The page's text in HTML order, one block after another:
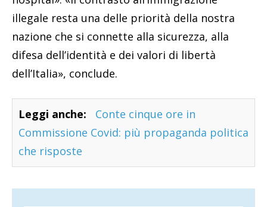
illegale resta una delle priorità della nostra
nazione che si connette alla sicurezza, alla
difesa dell’identità e dei valori di libertà
dell’Italia», conclude.
Leggi anche:
Conte cinque ore in
Commissione Covid: più propaganda politica
che risposte